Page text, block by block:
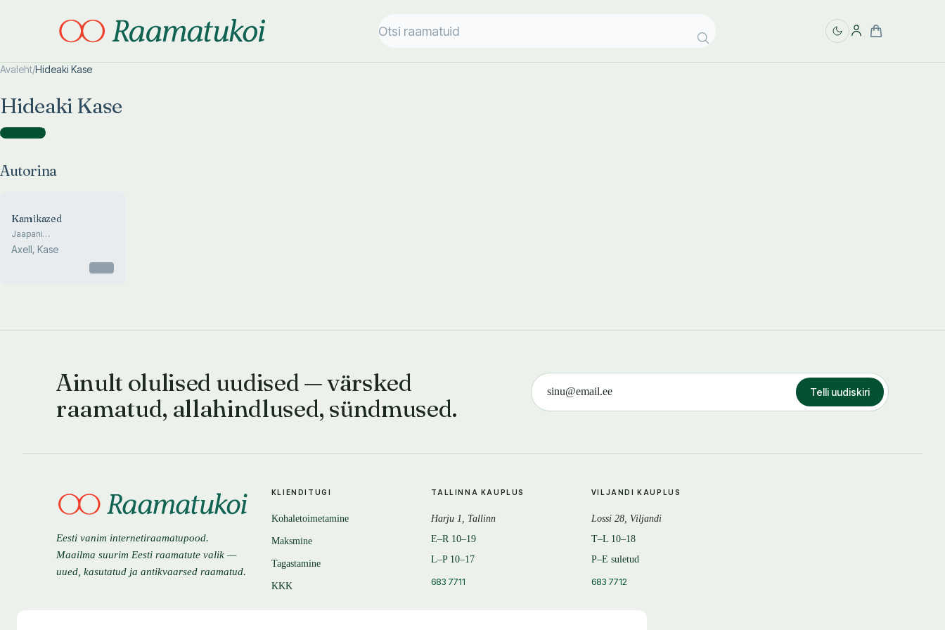
Avaleht/Hideaki Kase
Hideaki Kase
Autorina )
Autorina
Kamikazed
Jaapani
enesetapujumalad
Axell, Kase
Ainult olulised uudised — värsked
raamatud, allahindlused, sündmused.
Telli uudiskiri
Eesti vanim internetiraamatupood.
Maailma suurim Eesti raamatute valik —
uued, kasutatud ja antikvaarsed raamatud.
KLIENDITUGI
Kohaletoimetamine
Maksmine
Tagastamine
KKK
TALLINNA KAUPLUS
Harju 1, Tallinn
E–R 10–19
L–P 10–17
683 7711
VILJANDI KAUPLUS
Lossi 28, Viljandi
T–L 10–18
P–E suletud
683 7712